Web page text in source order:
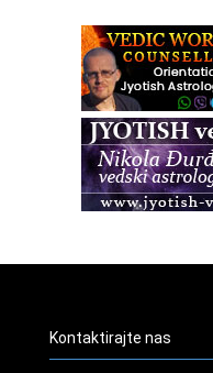
Radionica: Pomagači
Zagreb+Online
Osnovni
Access BARS®, otpusti
Pjesma srca / Zagreb
Kontaktirajte nas